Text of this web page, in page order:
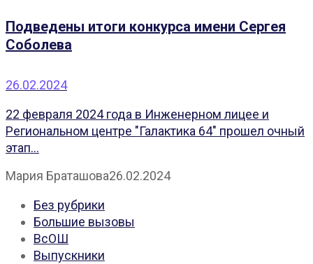
Подведены итоги конкурса имени Сергея
Соболева
26.02.2024
22 февраля 2024 года в Инженерном лицее и
Региональном центре "Галактика 64" прошел очный
этап...
Мария Браташова26.02.2024
Без рубрики
Большие вызовы
ВсОШ
Выпускники